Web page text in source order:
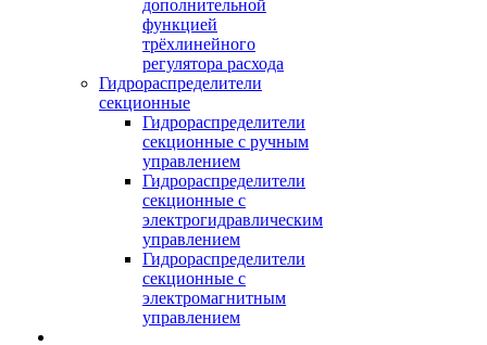
дополнительной
функцией
трёхлинейного
регулятора расхода
Гидрораспределители
секционные
Гидрораспределители
секционные с ручным
управлением
Гидрораспределители
секционные с
электрогидравлическим
управлением
Гидрораспределители
секционные с
электромагнитным
управлением